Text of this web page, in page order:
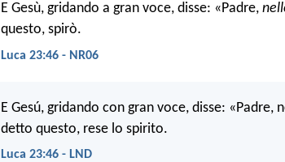
E Gesù, gridando a gran voce, disse: «Padre,
questo, spirò.
Luca 23:46 - NR06
E Gesú, gridando con gran voce, disse:
detto questo, rese lo spirito.
Luca 23:46 - LND